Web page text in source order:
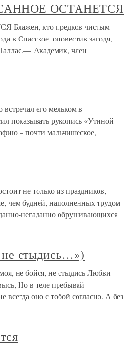
ОСТАНЕТСЯ
кто предков чистым
в Спасское, оповестив загодя,
Академик, член
его мельком в
показывать рукопись «Утиной
– почти мальчишеское,
не только из праздников,
чем будней, наполненных трудом
негаданно обрушивающихся
стыдись…»)
не бойся, не стыдись Любви
Но в теле пребывай
всегда оно с тобой согласно. А без